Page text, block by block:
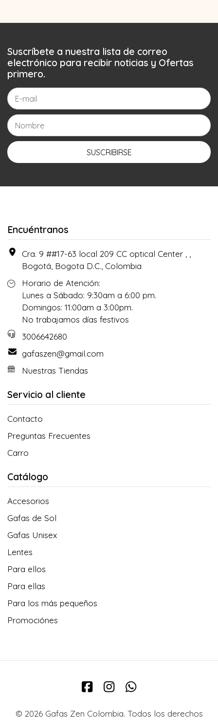
Suscríbete a nuestra lista de correo
electrónico para recibir noticias y Ofertas
primero.
SUSCRIBIRSE
Encuéntranos
Cra. 9 ##17-63 local 209 CC optical Center , ,
Bogotá, Bogota D.C., Colombia
Horario de Atención:
Lunes a Sábado: 9:30am a 6:00 pm.
Domingos: 11:00am a 3:00pm.
No trabajamos días festivos
3006642680
gafaszen@gmail.com
Nuestras Tiendas
Servicio al cliente
Contacto
Preguntas Frecuentes
Carro
Catálogo
Accesorios
Gafas de Sol
Gafas Unisex
Lentes
Para ellos
Para ellas
Para los más pequeños
Promociónes
© 2026 Gafas Zen Colombia. Todos los derechos